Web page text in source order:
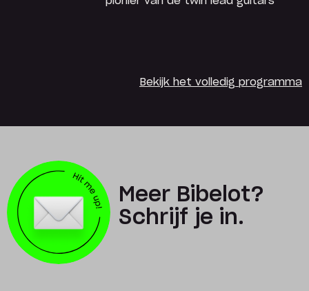
Bekijk het volledig programma
Meer Bibelot?
Schrijf je in.